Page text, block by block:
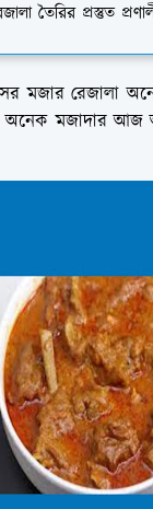
তৈরির প্রস্তুত
মজার রেজালা
অনেক মজাদার আজ